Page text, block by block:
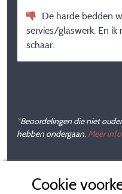
De harde bedden
servies/glaswerk. En ik
schaar.
*Beoordelingen die niet
hebben ondergaan. Meer
Cookie